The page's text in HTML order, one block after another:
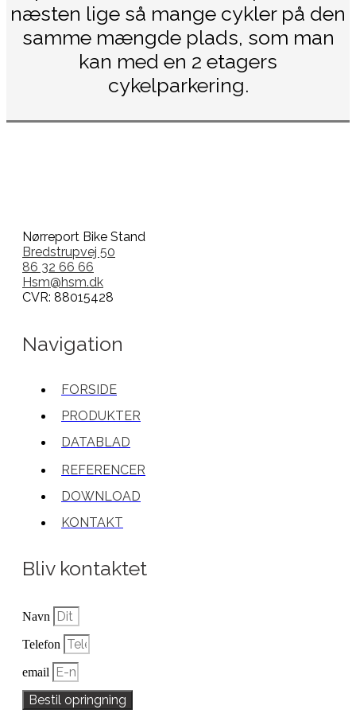
næsten lige så mange cykler på den
samme mængde plads, som man
kan med en 2 etagers
cykelparkering.
Nørreport Bike Stand
Bredstrupvej 50
86 32 66 66
Hsm@hsm.dk
CVR: 88015428
Navigation
FORSIDE
PRODUKTER
DATABLAD
REFERENCER
DOWNLOAD
KONTAKT
Bliv kontaktet
Navn
Telefon
email
Bestil opringning